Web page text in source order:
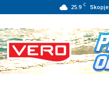
25.9 C Skopje